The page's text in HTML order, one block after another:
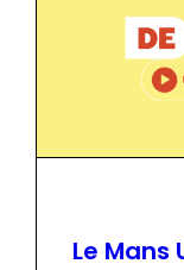
Le Mans